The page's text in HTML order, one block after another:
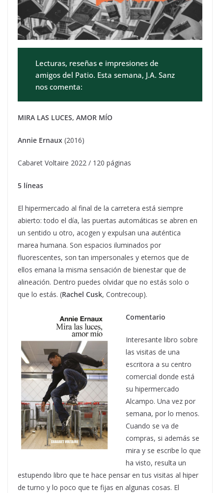
Lecturas, reseñas e impresiones de
amigos del Patio. Esta semana, J.A. Sanz
nos comenta:
MIRA LAS LUCES, AMOR MÍO
Annie Ernaux (2016)
Cabaret Voltaire 2022 / 120 páginas
5 líneas
El hipermercado al final de la carretera está siempre
abierto: todo el día, las puertas automáticas se abren en
un sentido u otro, acogen y expulsan una auténtica
marea humana. Son espacios iluminados por
fluorescentes, son tan impersonales y eternos que de
ellos emana la misma sensación de bienestar que de
alineación. Dentro puedes olvidar que no estás solo o
que lo estás. (Rachel Cusk, Contrecoup).
Comentario
Interesante libro sobre
las visitas de una
escritora a su centro
comercial donde está
su hipermercado
Alcampo. Una vez por
semana, por lo menos.
Cuando se va de
compras, si además se
mira y se escribe lo que
ha visto, resulta un
estupendo libro que te hace pensar en tus visitas al hiper
de turno y lo poco que te fijas en algunas cosas. El